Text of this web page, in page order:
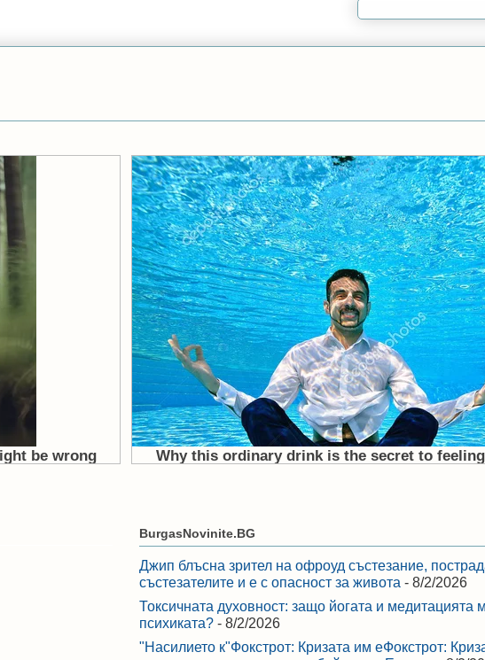
BurgasNovinite.BG
Джип блъсна зрител на офроуд състезание,
състезателите и е с опасност за живота - 8/2/2026
Токсичната духовност: защо йогата и медитацията
психиката? - 8/2/2026
"Насилието к"Фокстрот: Кризата им еФокстрот: